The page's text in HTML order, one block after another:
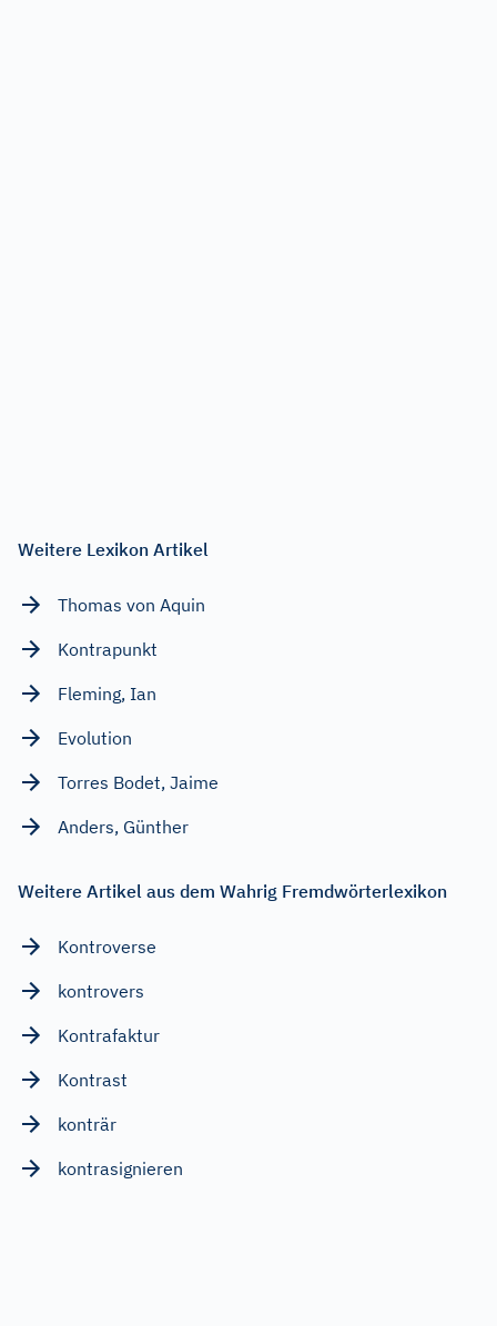
Weitere Lexikon Artikel
Thomas von Aquin
Kontrapunkt
Fleming, Ian
Evolution
Torres Bodet, Jaime
Anders, Günther
Weitere Artikel aus dem Wahrig Fremdwörterlexikon
Kontroverse
kontrovers
Kontrafaktur
Kontrast
konträr
kontrasignieren